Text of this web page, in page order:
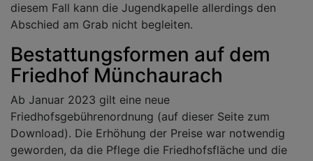
diesem Fall kann die Jugendkapelle allerdings den
Abschied am Grab nicht begleiten.
Bestattungsformen auf dem
Friedhof Münchaurach
Ab Januar 2023 gilt eine neue
Friedhofsgebührenordnung (auf dieser Seite zum
Download). Die Erhöhung der Preise war notwendig
geworden, da die Pflege die Friedhofsfläche und die